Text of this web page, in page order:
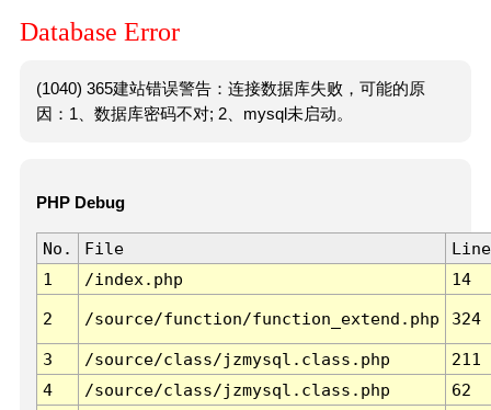
Database Error
(1040) 365建站错误警告：连接数据库失败，可能的原
因：1、数据库密码不对; 2、mysql未启动。
PHP Debug
No. File
Line
1
/index.php 14
2 /source/function/function_extend.php 324
3 /source/class/jzmysql.class.php
211
4
/source/class/jzmysql.class.php
62